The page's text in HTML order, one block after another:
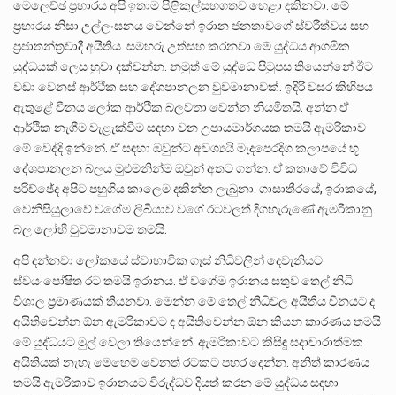
මෙලෙච්ඡ ප්‍රහාරය අපි ඉතාම පිළිකුල්සහගතව හෙළා දකිනවා. මේ
ප්‍රහාරය නිසා උල්ලංඝනය වෙන්නේ ඉරාන ජනතාවගේ ස්වරීත්වය සහ
ප්‍රජාතන්ත්‍රවාදී අයිතිය. සමහරු උත්සහ කරනවා මේ යුද්ධය ආගමික
යුද්ධයක් ලෙස හුවා දක්වන්න. නමුත් මේ යුද්ධෙ පිටුපස තියෙන්නේ ඊට
වඩා වෙනස් ආර්ථික සහ දේශපානලන වුවමානාවක්. ඉදිරි වසර කිහිපය
ඇතුළේ චීනය ලෝක ආර්ථික බලවතා වෙන්න නියමිතයි. අන්න ඒ
ආර්ථික නැගීම වැළැක්වීම සඳහා වන උපායමාර්ගයක තමයි ඇමරිකාව
මේ වෙද්දි ඉන්නේ. ඒ සඳහා ඔවුන්ට අවශ්‍යයි මැදපෙරදිග කලාපයේ භූ
දේශපානලන බලය මුළුමනින්ම ඔවුන් අතට ගන්න. ඒ කතාවේ විවිධ
පරිච්ඡේද අපිට පහුගිය කාලෙම දකින්න ලැබුනා. ගාසාතීරයේ, ඉරාකයේ,
වෙනිසියුලාවේ වගේම ලිබියාව වගේ රටවලත් දිගහැරුණේ ඇමරිකානු
බල ලෝභී වුවමානාවම තමයි.
අපි දන්නවා ලෝකයේ ස්වාභාවික ගෑස් නිධිවලින් දෙවැනියට
ස්වයංපෝෂිත රට තමයි ඉරානය. ඒ වගේම ඉරානය සතුව තෙල් නිධි
විශාල ප්‍රමාණයක් තියනවා. මෙන්න මේ තෙල් නිධිවල අයිතිය චීනයට ද
අයිතිවෙන්න ඕන ඇමරිකාවට ද අයිතිවෙන්න ඕන කියන කාරණය තමයි
මේ යුද්ධයට මුල් වෙලා තියෙන්නේ. ඇමරිකාවට කිසිඳු සදාචාරාත්මක
අයිතියක් නැහැ මෙහෙම වෙනත් රටකට පහර දෙන්න. අනිත් කාරණය
තමයි ඇමරිකාව ඉරානයට විරුද්ධව දියත් කරන මේ යුද්ධය සඳහා